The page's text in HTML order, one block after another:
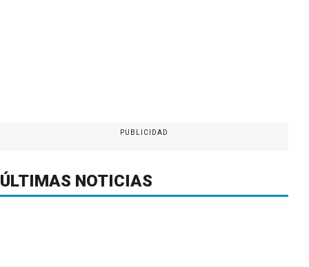
PUBLICIDAD
ÚLTIMAS NOTICIAS